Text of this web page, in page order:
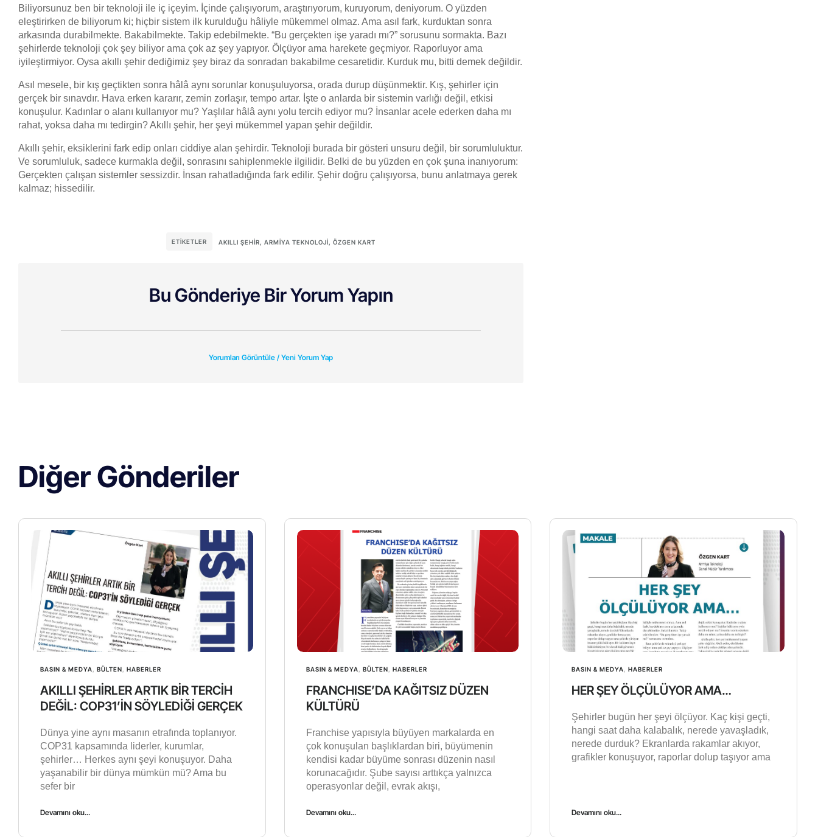
Biliyorsunuz ben bir teknoloji ile iç içeyim. İçinde çalışıyorum, araştırıyorum, kuruyorum, deniyorum. O yüzden
eleştirirken de biliyorum ki; hiçbir sistem ilk kurulduğu hâliyle mükemmel olmaz. Ama asıl fark, kurduktan sonra
arkasında durabilmekte. Bakabilmekte. Takip edebilmekte. “Bu gerçekten işe yaradı mı?” sorusunu sormakta. Bazı
şehirlerde teknoloji çok şey biliyor ama çok az şey yapıyor. Ölçüyor ama harekete geçmiyor. Raporluyor ama
iyileştirmiyor. Oysa akıllı şehir dediğimiz şey biraz da sonradan bakabilme cesaretidir. Kurduk mu, bitti demek değildir.
Asıl mesele, bir kış geçtikten sonra hâlâ aynı sorunlar konuşuluyorsa, orada durup düşünmektir. Kış, şehirler için
gerçek bir sınavdır. Hava erken kararır, zemin zorlaşır, tempo artar. İşte o anlarda bir sistemin varlığı değil, etkisi
konuşulur. Kadınlar o alanı kullanıyor mu? Yaşlılar hâlâ aynı yolu tercih ediyor mu? İnsanlar acele ederken daha mı
rahat, yoksa daha mı tedirgin? Akıllı şehir, her şeyi mükemmel yapan şehir değildir.
Akıllı şehir, eksiklerini fark edip onları ciddiye alan şehirdir. Teknoloji burada bir gösteri unsuru değil, bir sorumluluktur.
Ve sorumluluk, sadece kurmakla değil, sonrasını sahiplenmekle ilgilidir. Belki de bu yüzden en çok şuna inanıyorum:
Gerçekten çalışan sistemler sessizdir. İnsan rahatladığında fark edilir. Şehir doğru çalışıyorsa, bunu anlatmaya gerek
kalmaz; hissedilir.
ETIKETLER AKILLI ŞEHIR, ARMIYA TEKNOLOJI, ÖZGEN KART
Bu Gönderiye Bir Yorum Yapın
Yorumları Görüntüle / Yeni Yorum Yap
Diğer Gönderiler
BASIN & MEDYA BÜLTEN HABERLER
AKILLI ŞEHİRLER ARTIK BİR TERCİH
DEĞİL: COP31’İN SÖYLEDİĞİ GERÇEK
Dünya yine aynı masanın etrafında toplanıyor.
COP31 kapsamında liderler, kurumlar,
şehirler… Herkes aynı şeyi konuşuyor. Daha
yaşanabilir bir dünya mümkün mü? Ama bu
sefer bir
Devamını oku...
BASIN & MEDYA BÜLTEN HABERLER
FRANCHISE’DA KAĞITSIZ DÜZEN
KÜLTÜRÜ
Franchise yapısıyla büyüyen markalarda en
çok konuşulan başlıklardan biri, büyümenin
kendisi kadar büyüme sonrası düzenin nasıl
korunacağıdır. Şube sayısı arttıkça yalnızca
operasyonlar değil, evrak akışı,
Devamını oku...
BASIN & MEDYA ,HABERLER
HER ŞEY ÖLÇÜLÜYOR AMA…
Şehirler bugün her şeyi ölçüyor. Kaç kişi geçti,
hangi saat daha kalabalık, nerede yavaşladık,
nerede durduk? Ekranlarda rakamlar akıyor,
grafikler konuşuyor, raporlar dolup taşıyor ama
Devamını oku...